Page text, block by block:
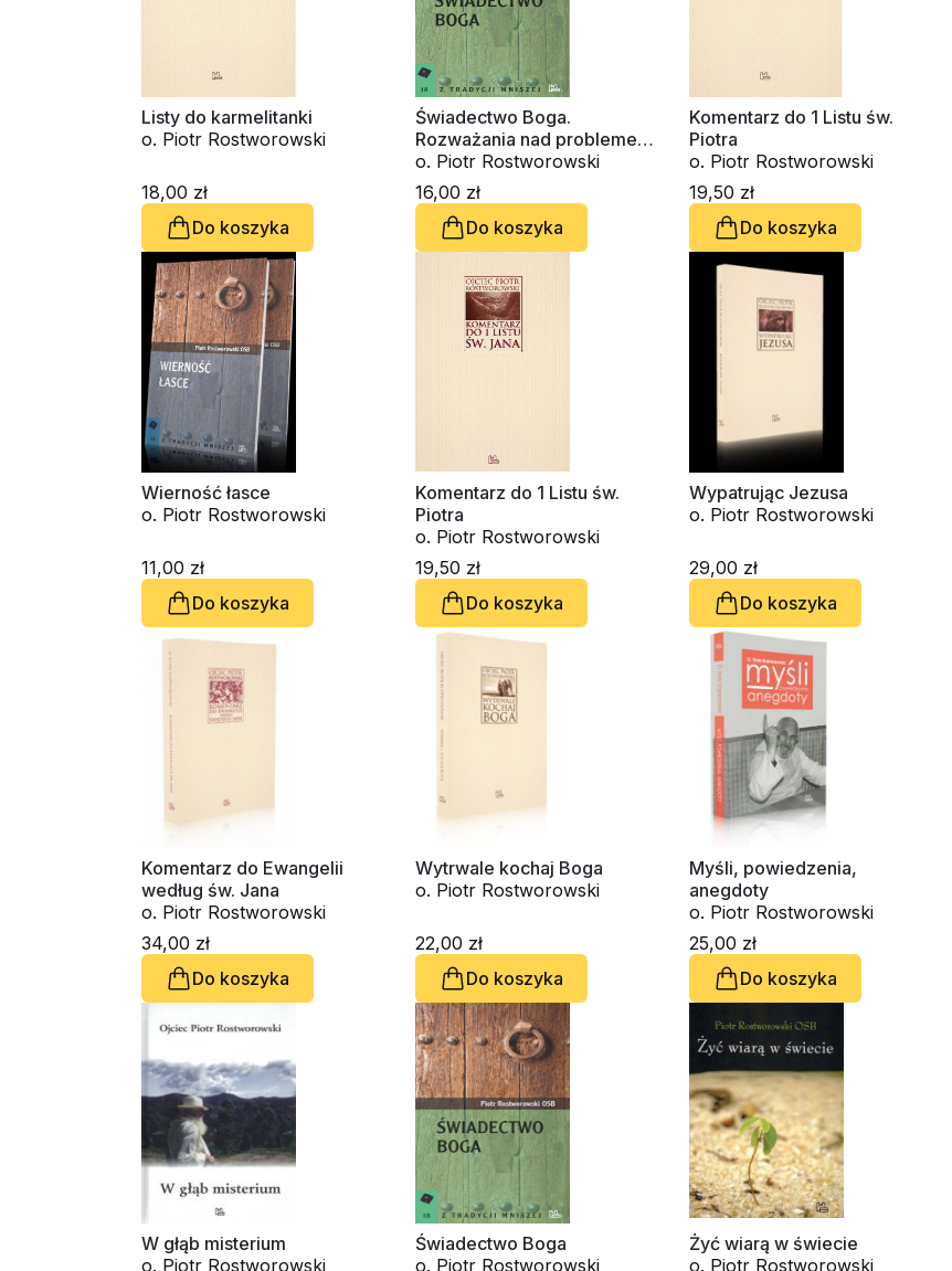
Listy do karmelitanki
o. Piotr Rostworowski
18,00 zł
Do koszyka
Świadectwo Boga.
Rozważania nad problemem
wiary
o. Piotr Rostworowski
16,00 zł
Do koszyka
Komentarz do 1 Listu św.
Piotra
o. Piotr Rostworowski
19,50 zł
Do koszyka
Wierność łasce
o. Piotr Rostworowski
11,00 zł
Do koszyka
Komentarz do 1 Listu św.
Piotra
o. Piotr Rostworowski
19,50 zł
Do koszyka
Wypatrując Jezusa
o. Piotr Rostworowski
29,00 zł
Do koszyka
Komentarz do Ewangelii
według św. Jana
o. Piotr Rostworowski
34,00 zł
Do koszyka
Wytrwale kochaj Boga
o. Piotr Rostworowski
22,00 zł
Do koszyka
Myśli, powiedzenia,
anegdoty
o. Piotr Rostworowski
25,00 zł
Do koszyka
W głąb misterium
o. Piotr Rostworowski
Świadectwo Boga
o. Piotr Rostworowski
Żyć wiarą w świecie
o. Piotr Rostworowski